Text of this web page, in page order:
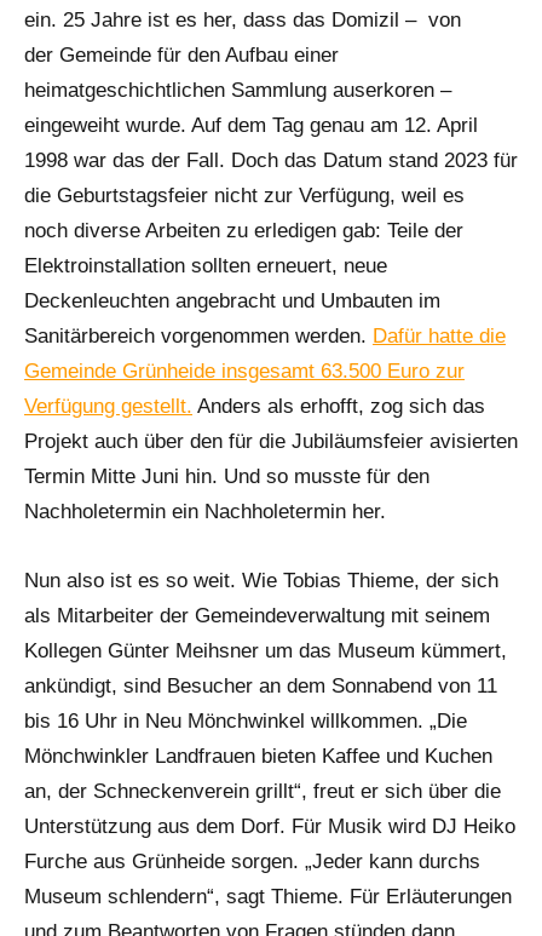
ein. 25 Jahre ist es her, dass das Domizil – von
der Gemeinde für den Aufbau einer
heimatgeschichtlichen Sammlung auserkoren –
eingeweiht wurde. Auf dem Tag genau am 12. April
1998 war das der Fall. Doch das Datum stand 2023 für
die Geburtstagsfeier nicht zur Verfügung, weil es
noch diverse Arbeiten zu erledigen gab: Teile der
Elektroinstallation sollten erneuert, neue
Deckenleuchten angebracht und Umbauten im
Sanitärbereich vorgenommen werden. Dafür hatte die
Gemeinde Grünheide insgesamt 63.500 Euro zur
Verfügung gestellt. Anders als erhofft, zog sich das
Projekt auch über den für die Jubiläumsfeier avisierten
Termin Mitte Juni hin. Und so musste für den
Nachholetermin ein Nachholetermin her.
Nun also ist es so weit. Wie Tobias Thieme, der sich
als Mitarbeiter der Gemeindeverwaltung mit seinem
Kollegen Günter Meihsner um das Museum kümmert,
ankündigt, sind Besucher an dem Sonnabend von 11
bis 16 Uhr in Neu Mönchwinkel willkommen. „Die
Mönchwinkler Landfrauen bieten Kaffee und Kuchen
an, der Schneckenverein grillt“, freut er sich über die
Unterstützung aus dem Dorf. Für Musik wird DJ Heiko
Furche aus Grünheide sorgen. „Jeder kann durchs
Museum schlendern“, sagt Thieme. Für Erläuterungen
und zum Beantworten von Fragen stünden dann